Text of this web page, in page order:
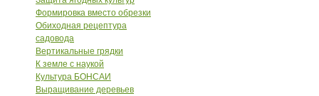
Формировка вместо обрезки
Обиходная рецептура
садовода
Вертикальные грядки
К земле с наукой
Культура БОНСАИ
Выращивание деревьев